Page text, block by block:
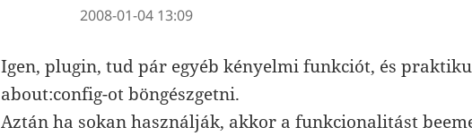
2008-01-04 13:09
Igen, plugin, tud pár egyéb kényelmi funkciót, és
about:config-ot böngészgetni.
Aztán ha sokan használják, akkor a funkcionalitást